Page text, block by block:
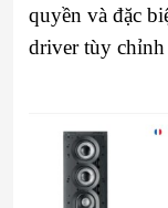
quyền và đặc
driver tùy